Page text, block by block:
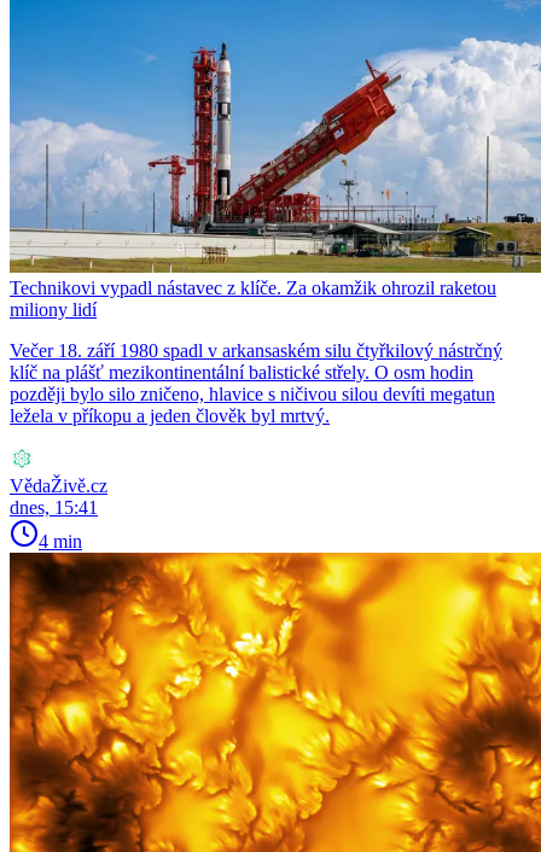
Technikovi vypadl nástavec z klíče. Za okamžik ohrozil raketou
miliony lidí
Večer 18. září 1980 spadl v arkansaském silu čtyřkilový nástrčný
klíč na plášť mezikontinentální balistické střely. O osm hodin
později bylo silo zničeno, hlavice s ničivou silou devíti megatun
ležela v příkopu a jeden člověk byl mrtvý.
VědaŽivě.cz
dnes, 15:41
4 min